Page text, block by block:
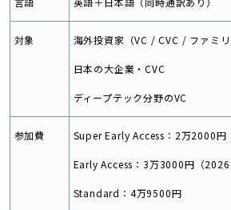
対象 海外投資家（VC / CVC / ファミリ
日本の大企業・CVC
ディープテック分野のVC
参加費 Super Early Access：2万2000円
Early Access：3万3000円（2026
Standard：4万9500円